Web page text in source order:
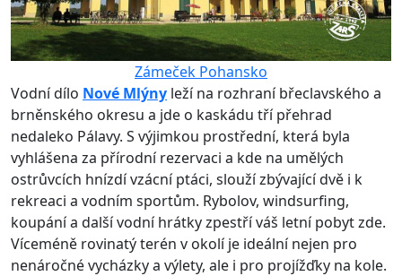
Zámeček Pohansko
Vodní dílo Nové Mlýny leží na rozhraní břeclavského a
brněnského okresu a jde o kaskádu tří přehrad
nedaleko Pálavy. S výjimkou prostřední, která byla
vyhlášena za přírodní rezervaci a kde na umělých
ostrůvcích hnízdí vzácní ptáci, slouží zbývající dvě i k
rekreaci a vodním sportům. Rybolov, windsurfing,
koupání a další vodní hrátky zpestří váš letní pobyt zde.
Víceméně rovinatý terén v okolí je ideální nejen pro
nenáročné vycházky a výlety, ale i pro projížďky na kole.